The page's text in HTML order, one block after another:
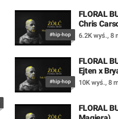
#hip-hop
FLORAL
Chris
6.2K wyś., 8
#hip-hop
FLORAL
Ejten x
10K wyś., 8
FLORAL